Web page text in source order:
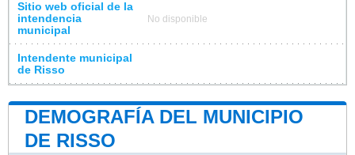
Sitio web oficial de la
intendencia
municipal
No disponible
Intendente municipal
de Risso
DEMOGRAFÍA DEL MUNICIPIO
DE RISSO